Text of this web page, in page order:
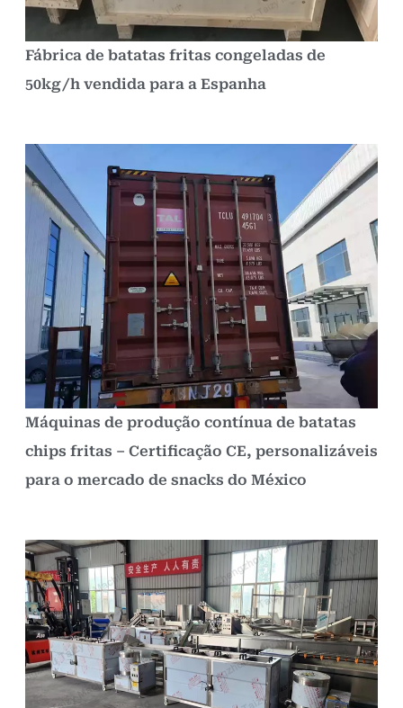
Fábrica de batatas fritas congeladas de
50kg/h vendida para a Espanha
Máquinas de produção contínua de batatas
chips fritas – Certificação CE, personalizáveis
para o mercado de snacks do México